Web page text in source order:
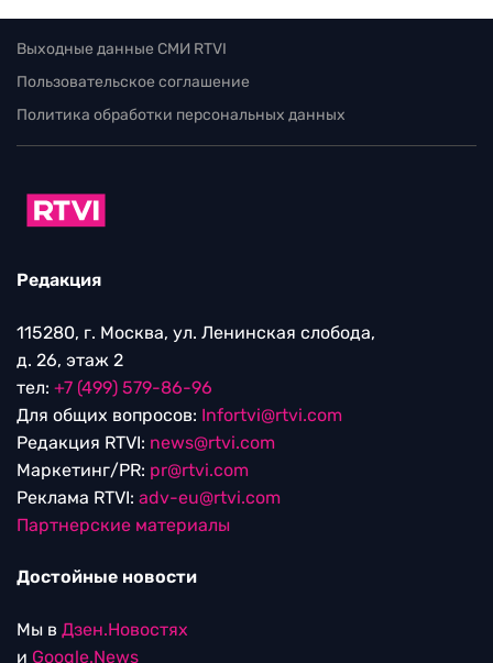
Выходные данные СМИ RTVI
Пользовательское соглашение
Политика обработки персональных данных
Редакция
115280, г. Москва, ул. Ленинская слобода,
д. 26, этаж 2
тел: +7 (499) 579-86-96
Для общих вопросов: Infortvi@rtvi.com
Редакция RTVI: news@rtvi.com
Маркетинг/PR: pr@rtvi.com
Реклама RTVI: adv-eu@rtvi.com
Партнерские материалы
Достойные новости
Мы в Дзен.Новостях
и Google.News